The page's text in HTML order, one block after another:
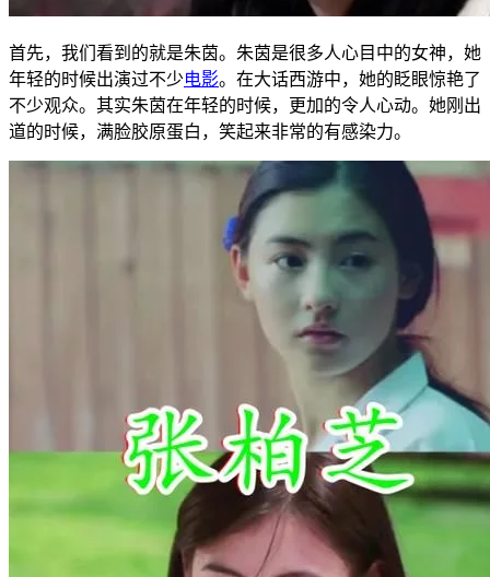
首先，我们看到的就是朱茵。朱茵是很多人心目中的女神，她
年轻的时候出演过不少电影。在大话西游中，她的眨眼惊艳了
不少观众。其实朱茵在年轻的时候，更加的令人心动。她刚出
道的时候，满脸胶原蛋白，笑起来非常的有感染力。